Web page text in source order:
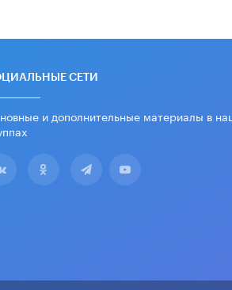
СЕТИ
и дополнительные материалы в